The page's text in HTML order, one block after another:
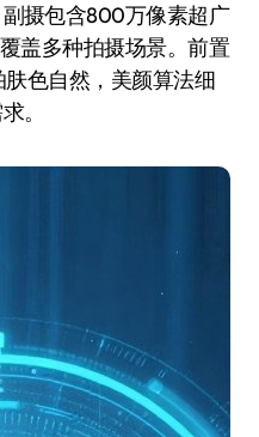
摄包含800万像素超广
盖多种拍摄场景。前置
色自然，美颜算法细
。